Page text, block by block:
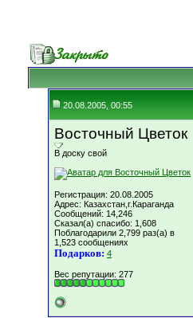
20.08.2005, 00:55
Восточный Цветок
В доску свой
Регистрация: 20.08.2005
Адрес: Казахстан,г.Караганда
Сообщений: 14,246
Сказал(а) спасибо: 1,608
Поблагодарили 2,799 раз(а) в
1,523 сообщениях
Подарков: 4
Вес репутации: 277